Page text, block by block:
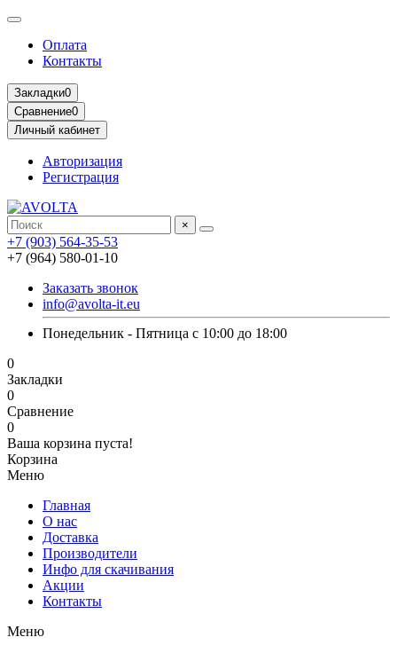
Оплата
Контакты
Закладки0
Сравнение0
Личный кабинет
Авторизация
Регистрация
×
+7 (903) 564-35-53
+7 (964) 580-01-10
Заказать звонок
info@avolta-it.eu
Понедельник - Пятница с 10:00 до 18:00
0
Закладки
0
Сравнение
0
Ваша корзина пуста!
Корзина
Меню
Главная
О нас
Доставка
Производители
Инфо для скачивания
Акции
Контакты
Меню